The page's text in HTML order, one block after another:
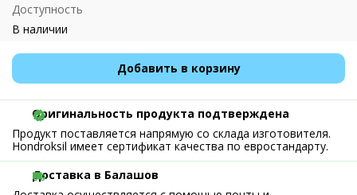
Доступность
В наличии
Добавить в корзину
Оригинальность продукта подтверждена
Продукт поставляется напрямую со склада изготовителя.
Hondroksil имеет сертификат качества по евростандарту.
Доставка в Балашов